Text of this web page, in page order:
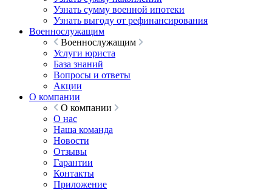
Узнать сумму военной ипотеки
Узнать выгоду от рефинансирования
Военнослужащим
Военнослужащим
Услуги юриста
База знаний
Вопросы и ответы
Акции
О компании
О компании
О нас
Наша команда
Новости
Отзывы
Гарантии
Контакты
Приложение